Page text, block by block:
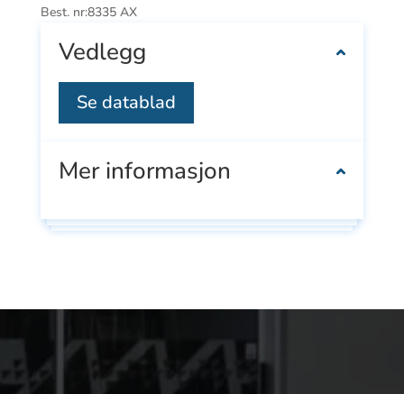
Best. nr:8335 AX
Vedlegg
Se datablad
Mer informasjon